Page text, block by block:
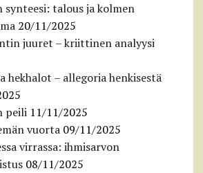
synteesi: talous ja kolmen
20/11/2025
juuret – kriittinen analyysi
hekhalot – allegoria henkisestä
peili 11/11/2025
vuorta 09/11/2025
virrassa: ihmisarvon
08/11/2025